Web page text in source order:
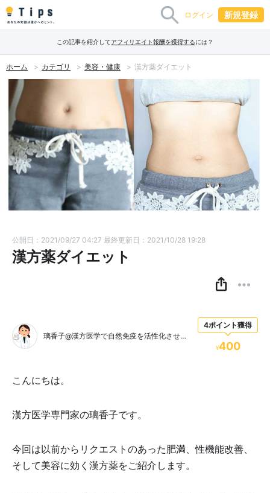
ログイン 新規登録
この記事を紹介してアフィリエイト報酬を獲得するには？
ホーム カテゴリ 美容・健康 漢方薬ダイエット
公開日：2021/09/27 04:27 最終更新日：2021/10/28 19:28
漢方薬ダイエット
4ポイント獲得
¥400
璃香子@漢方医学で自然免疫を活性化させる漢方医学専門家
こんにちは。
漢方医学専門家の璃香子です。
今回は以前からリクエストのあった肥満、性機能改善、
そして美容に効く漢方薬をご紹介します。